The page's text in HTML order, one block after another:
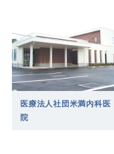
医療法人社団米満内科医
院